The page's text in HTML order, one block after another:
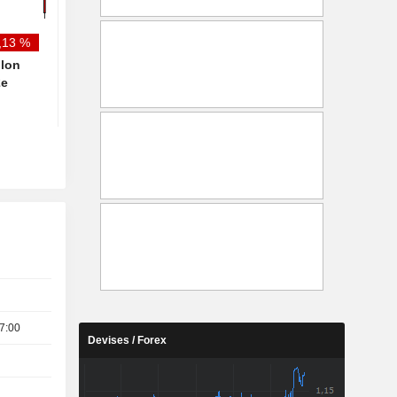
%
Devises / Forex